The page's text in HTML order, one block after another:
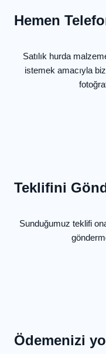
Hemen
Satılık hurda
istemek amacıyla
Teklifini
Sunduğumuz teklifi
Ödemenizi